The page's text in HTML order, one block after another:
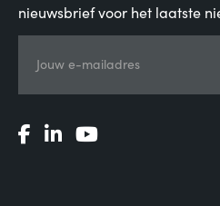
nieuwsbrief voor het laatste
Jouw e-mailadres